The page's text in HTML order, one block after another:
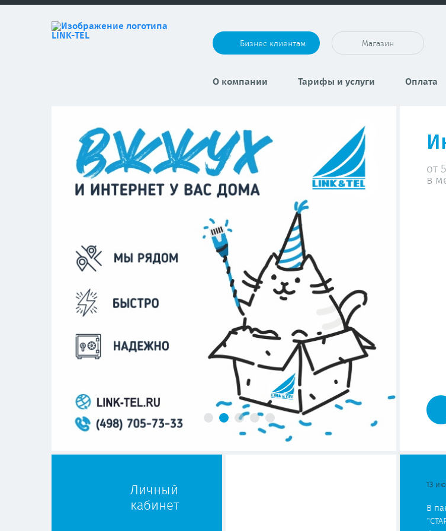
Бизнес клиентам Магазин
О компании Тарифы и услуги Оплата
от
в
Личный
кабинет
13
В